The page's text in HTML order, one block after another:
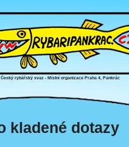
Český rybářský svaz - Místní organizace Praha 4, Pankrác
kladené dotazy